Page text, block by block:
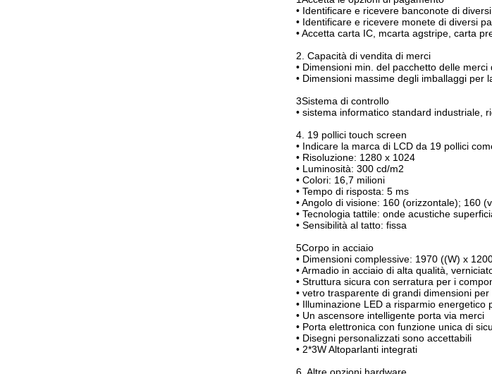
• Identificare e ricevere banconote di
• Identificare e ricevere monete di diversi
• Accetta carta IC, mcarta agstripe, carta
2. Capacità di vendita di merci
• Dimensioni min. del pacchetto delle
• Dimensioni massime degli imballaggi per
3Sistema di controllo
• sistema informatico standard industriale,
4. 19 pollici touch screen
• Indicare la marca di LCD da 19 pollici
• Risoluzione: 1280 x 1024
• Luminosità: 300 cd/m2
• Colori: 16,7 milioni
• Tempo di risposta: 5 ms
• Angolo di visione: 160 (orizzontale); 160
• Tecnologia tattile: onde acustiche
• Sensibilità al tatto: fissa
5Corpo in acciaio
• Dimensioni complessive: 1970 ((W) x
• Armadio in acciaio di alta qualità,
• Struttura sicura con serratura per i
• vetro trasparente di grandi dimensioni
• Illuminazione LED a risparmio energetico
• Un ascensore intelligente porta via merci
• Porta elettronica con funzione unica di
• Disegni personalizzati sono accettabili
• 2*3W Altoparlanti integrati